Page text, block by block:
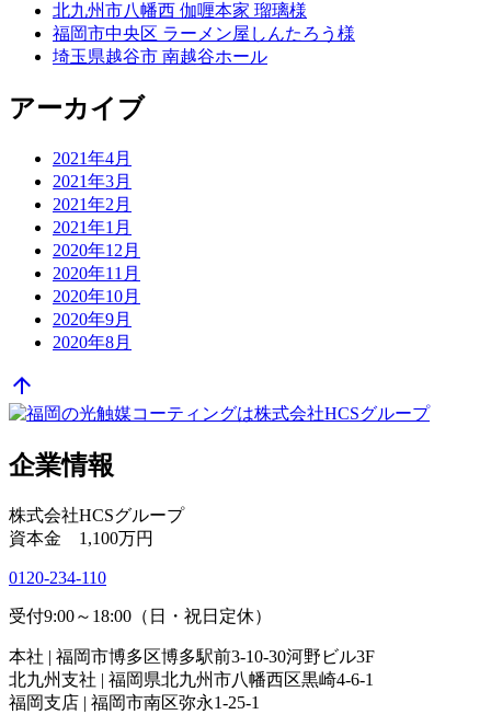
北九州市八幡西 伽喱本家 瑠璃様
福岡市中央区 ラーメン屋しんたろう様
埼玉県越谷市 南越谷ホール
アーカイブ
2021年4月
2021年3月
2021年2月
2021年1月
2020年12月
2020年11月
2020年10月
2020年9月
2020年8月
arrow_upward
企業情報
株式会社HCSグループ
資本金 1,100万円
0120-234-110
受付9:00～18:00（日・祝日定休）
本社 | 福岡市博多区博多駅前3-10-30河野ビル3F
北九州支社 | 福岡県北九州市八幡西区黒崎4-6-1
福岡支店 | 福岡市南区弥永1-25-1